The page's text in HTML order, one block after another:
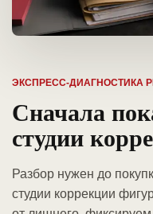
ЭКСПРЕСС-ДИАГНОСТИКА
Сначала
студии
Разбор нужен до
студии коррекции